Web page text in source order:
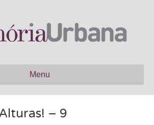
Menu
– 9